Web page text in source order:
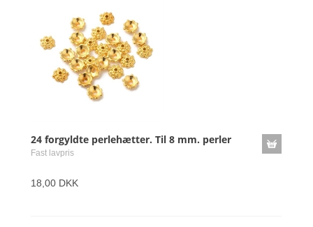
24 forgyldte perlehætter. Til 8 mm. perler
Fast lavpris
18,00 DKK